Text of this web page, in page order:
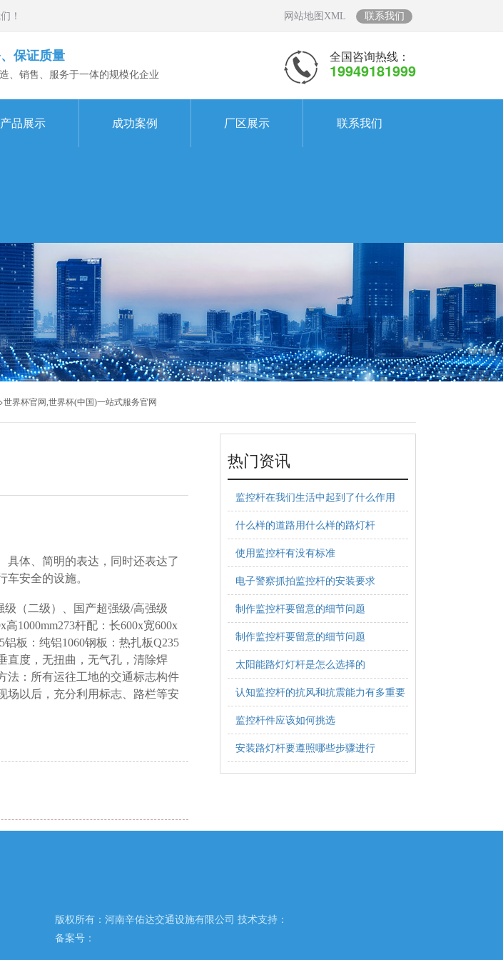
！ 网站地图XML 联系我们
保证质量
、销售、服务于一体的规模化企业
全国咨询热线：
19949181999
产品展示 成功案例 厂区展示 联系我们
>世界杯官网,世界杯(中国)一站式服务官网
具体、简明的表达，同时还表达了
安全的设施。
（二级）、国产超强级/高强级
1000mm273杆配：长600x宽600x
铝板：纯铝1060钢板：热扎板Q235
直度，无扭曲，无气孔，清除焊
法：所有运往工地的交通标志构件
场以后，充分利用标志、路栏等安
热门资讯
监控杆在我们生活中起到了什么作用
什么样的道路用什么样的路灯杆
使用监控杆有没有标准
电子警察抓拍监控杆的安装要求
制作监控杆要留意的细节问题
制作监控杆要留意的细节问题
太阳能路灯灯杆是怎么选择的
认知监控杆的抗风和抗震能力有多重要
监控杆件应该如何挑选
安装路灯杆要遵照哪些步骤进行
版权所有：河南辛佑达交通设施有限公司 技术支持：
备案号：